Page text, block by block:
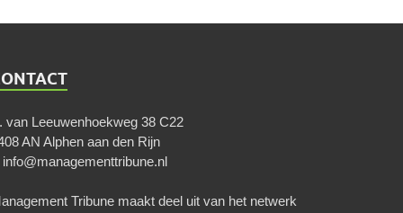
van Leeuwenhoekweg 38 C22
AN Alphen aan den Rijn
info@managementtribune.nl
Tribune maakt deel uit van het netwerk